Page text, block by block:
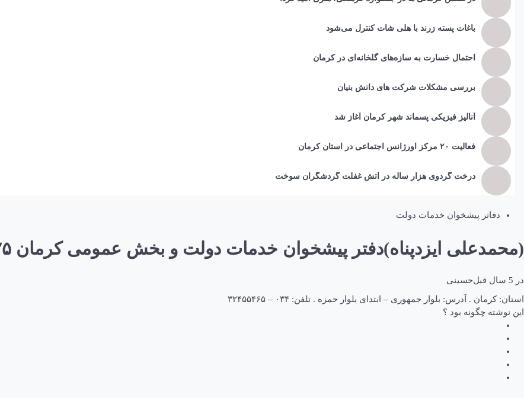
باغات پسته زرند با هلی شات کنترل می‌شود
احتمال خسارت به ساز‌ه‌های گلخانه‌ای در کرمان
بررسی مشکلات شرکت های دانش بنیان
آنالیز فیزیکی پسماند شهر کرمان آغاز شد
فعالیت ۲۰ مرکز اورژانس اجتماعی در استان کرمان
درخت گردوی هزار ساله در آتش غفلت گردشگران سوخت
دفاتر پیشخوان خدمات دولت
(محمدعلی ایزدپناه)دفتر پیشخوان خدمات دولت و بخش عمومی کرمان ۷۲۲۹۱۱۲۵
در 5 سال قبل
حسینی
استان: کرمان . آدرس: بلوار جمهوری – ابتدای بلوار حمزه . تلفن: ۰۳۴ – ۳۲۴۵۵۴۶۵
این نوشته چگونه بود ؟